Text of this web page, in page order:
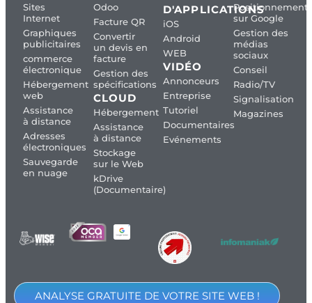
Sites
Internet
Graphiques
publicitaires
commerce
électronique
Hébergement
web
Assistance
à distance
Adresses
électroniques
Sauvegarde
en nuage
Odoo
Facture QR
Convertir
un devis en
facture
Gestion des
spécifications
CLOUD
Hébergement
Assistance
à distance
Stockage
sur le Web
kDrive
(Documentaire)
D'APPLICATIONS
iOS
Android
WEB
VIDÉO
Annonceurs
Entreprise
Tutoriel
Documentaires
Evénements
Positionnement
sur Google
Gestion des
médias
sociaux
Conseil
Radio/TV
Signalisation
Magazines
ANALYSE GRATUITE DE VOTRE SITE WEB !